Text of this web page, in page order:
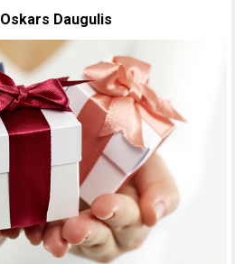
Oskars Daugulis